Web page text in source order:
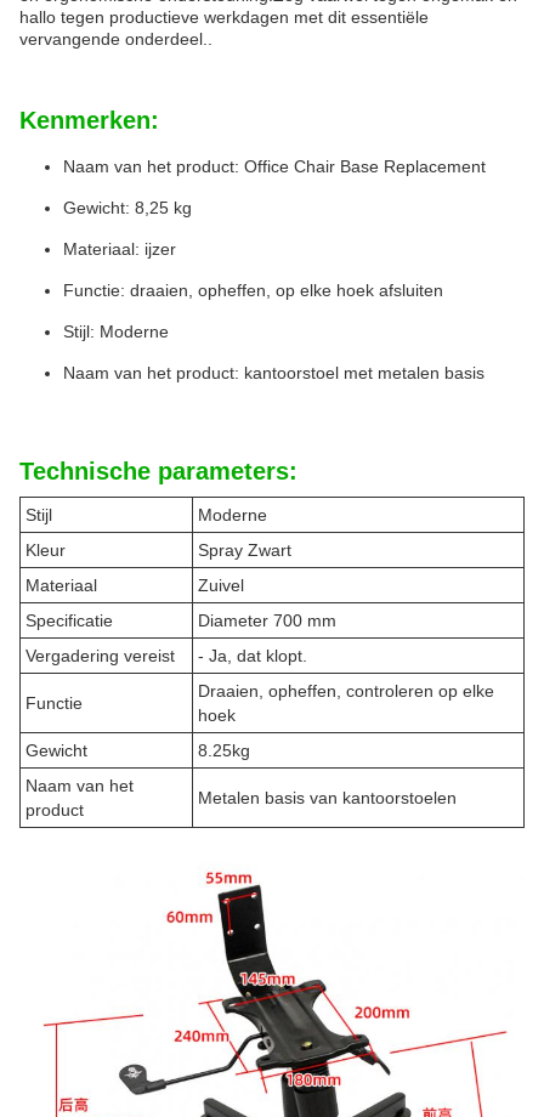
hallo tegen productieve werkdagen met dit essentiële
vervangende onderdeel..
Kenmerken:
Naam van het product: Office Chair Base Replacement
Gewicht: 8,25 kg
Materiaal: ijzer
Functie: draaien, opheffen, op elke hoek afsluiten
Stijl: Moderne
Naam van het product: kantoorstoel met metalen basis
Technische parameters:
Stijl
Moderne
Kleur
Spray Zwart
Materiaal
Zuivel
Specificatie
Diameter 700 mm
Vergadering vereist
- Ja, dat klopt.
Functie
Draaien, opheffen, controleren op elke
hoek
Gewicht
8.25kg
Naam van het
product
Metalen basis van kantoorstoelen